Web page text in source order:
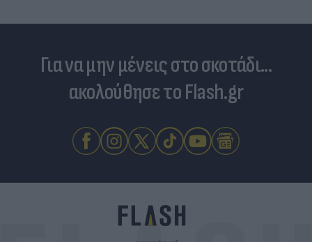
Για να μην μένεις στο σκοτάδι...
ακολούθησε το Flash.gr